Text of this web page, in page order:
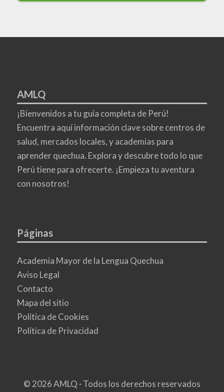
AMLQ
¡Bienvenidos a tu guía completa de Perú!
Encuentra aquí información clave sobre centros de
salud, mercados locales, y academias para
aprender quechua. Explora y descubre todo lo que
Perú tiene para ofrecerte. ¡Empieza tu aventura
con nosotros!
Páginas
Academia Mayor de la Lengua Quechua
Aviso Legal
Contacto
Mapa del sitio
Política de Cookies
Política de Privacidad
© 2026 AMLQ · Todos los derechos reservados